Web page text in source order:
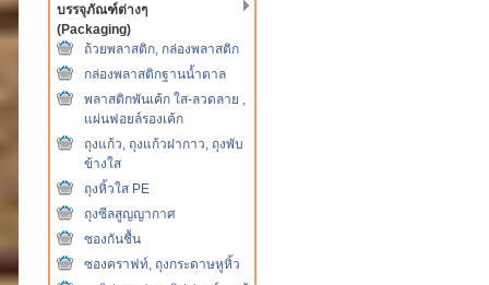
บรรจุภัณฑ์ต่างๆ
(Packaging)
ถ้วยพลาสติก, กล่องพลาสติก
กล่องพลาสติกฐานน้ำตาล
พลาสติกพันเค้ก ใส-ลวดลาย ,
แผ่นฟอยล์รองเค้ก
ถุงแก้ว, ถุงแก้วฝากาว, ถุงพับ
ข้างใส
ถุงหิ้วใส PE
ถุงซีลสูญญากาศ
ซองกันชื้น
ซองคราฟท์, ถุงกระดาษหูหิ้ว